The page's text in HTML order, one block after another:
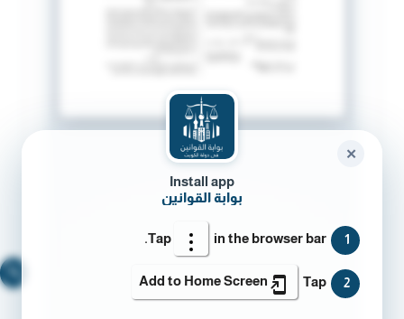
Install app
بوابة القوانين
1
Tap in the browser bar.
2
Tap
Add to Home Screen
✕